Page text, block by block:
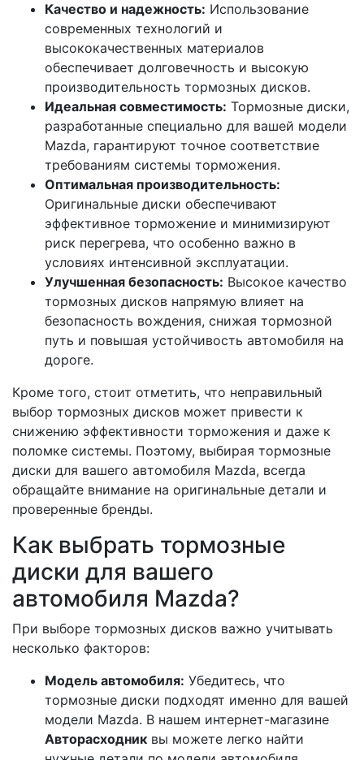
Качество и надежность: Использование
современных технологий и
высококачественных материалов
обеспечивает долговечность и высокую
производительность тормозных дисков.
Идеальная совместимость: Тормозные диски,
разработанные специально для вашей модели
Mazda, гарантируют точное соответствие
требованиям системы торможения.
Оптимальная производительность:
Оригинальные диски обеспечивают
эффективное торможение и минимизируют
риск перегрева, что особенно важно в
условиях интенсивной эксплуатации.
Улучшенная безопасность: Высокое качество
тормозных дисков напрямую влияет на
безопасность вождения, снижая тормозной
путь и повышая устойчивость автомобиля на
дороге.
Кроме того, стоит отметить, что неправильный
выбор тормозных дисков может привести к
снижению эффективности торможения и даже к
поломке системы. Поэтому, выбирая тормозные
диски для вашего автомобиля Mazda, всегда
обращайте внимание на оригинальные детали и
проверенные бренды.
Как выбрать тормозные
диски для вашего
автомобиля Mazda?
При выборе тормозных дисков важно учитывать
несколько факторов:
Модель автомобиля: Убедитесь, что
тормозные диски подходят именно для вашей
модели Mazda. В нашем интернет-магазине
Авторасходник вы можете легко найти